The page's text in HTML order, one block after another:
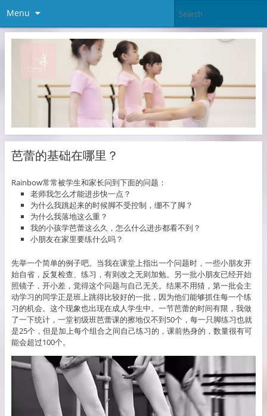
Menu
芭蕾的基础在哪里？
Rainbow常常被学生和家长问到下面的问题：
老师我怎么才能进步快一点？
为什么我跳起来的时候脚不受控制，绷不了脚？
为什么我落地这么重？
我的小孩学芭蕾这么久，怎么什么进步都看不到？
小朋友在家里要练什么吗？
先举一个简单的例子吧。当我在课堂上指出一个问题时，一些小朋友开
始自省，反复检查、练习，有则改之无则加勉。另一批小朋友已经开始
照镜子，开小差，觉得这个问题与自己无关。结果不用猜，第一批会主
动学习的同学正是班上跳得比较好的一批，因为他们能够抓住每一个练
习的机会。这个现象也出现在成人学生中。一节芭蕾的时间有限，我做
了一下统计，一堂初级班芭蕾课的擦地仅不到50个，每一只脚练习也就
是25个，但是加上每个组合之间自己练习的，课前热身的，数量很有可
能会超过100个。